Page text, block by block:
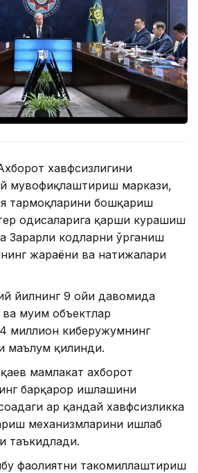
хавфсизлигини
мувофиқлаштириш маркази,
тармоқларини бошқариш
ҳодисаларига қарши курашиш
Зарарли кодларни ўрганиш
жараёни ва натижалари
йилнинг 9 ойи давомида
муҳим объектлар
миллион киберҳужумнинг
маълум қилинди.
мамлакат ахборот
барқарор ишлашини
ҳар қандай хавфсизликка
механизмларини ишлаб
таъкидлади.
фаолиятни такомиллаштириш